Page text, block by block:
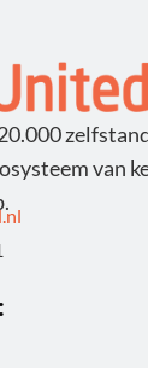
van